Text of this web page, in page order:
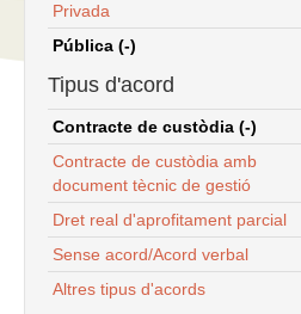
Privada
Pública (-)
Tipus d'acord
Contracte de custòdia (-)
Contracte de custòdia amb
document tècnic de gestió
Dret real d'aprofitament parcial
Sense acord/Acord verbal
Altres tipus d'acords